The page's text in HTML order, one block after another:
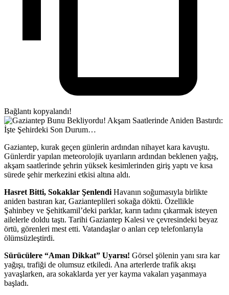
Bağlantı kopyalandı!
Gaziantep, kurak geçen günlerin ardından nihayet kara kavuştu.
Günlerdir yapılan meteorolojik uyarıların ardından beklenen yağış,
akşam saatlerinde şehrin yüksek kesimlerinden giriş yaptı ve kısa
sürede şehir merkezini etkisi altına aldı.
Hasret Bitti, Sokaklar Şenlendi Havanın soğumasıyla birlikte
aniden bastıran kar, Gazianteplileri sokağa döktü. Özellikle
Şahinbey ve Şehitkamil’deki parklar, karın tadını çıkarmak isteyen
ailelerle doldu taştı. Tarihi Gaziantep Kalesi ve çevresindeki beyaz
örtü, görenleri mest etti. Vatandaşlar o anları cep telefonlarıyla
ölümsüzleştirdi.
Sürücülere “Aman Dikkat” Uyarısı! Görsel şölenin yanı sıra kar
yağışı, trafiği de olumsuz etkiledi. Ana arterlerde trafik akışı
yavaşlarken, ara sokaklarda yer yer kayma vakaları yaşanmaya
başladı.